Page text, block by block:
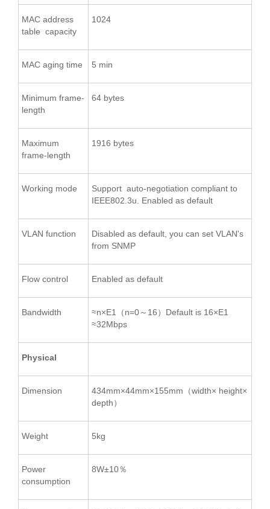
MAC address
table capacity
1024
MAC aging time 5 min
Minimum frame-
length
64 bytes
Maximum
frame-length
1916 bytes
Working mode
Support auto-negotiation compliant to
IEEE802.3u. Enabled as default
VLAN function
Disabled as default, you can set VLAN's
from SNMP
Flow control Enabled as default
Bandwidth
≈n×E1（n=0～16）Default is 16×E1
≈32Mbps
Physical
Dimension
434mm×44mm×155mm（width× height×
depth）
Weight 5kg
Power
consumption
8W±10％